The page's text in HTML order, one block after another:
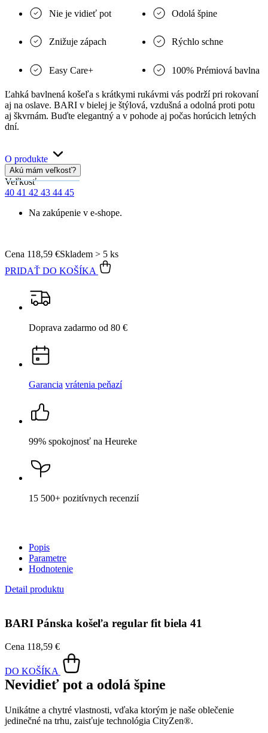
Nie je vidieť pot Odolá špine
Znižuje zápach Rýchlo schne
Easy Care+ 100% Prémiová bavlna
Ľahká bavlnená košeľa s krátkymi rukávmi vás podrží pri rokovaní
aj na oslave. BARI v bielej je štýlová, vzdušná a odolná proti potu
aj škvrnám. Buďte elegantný a v pohode aj počas horúcich letných
dní.
O produkte
Akú mám veľkosť?
Veľkosť
40 41 42 43 44 45
Na zakúpenie v e-shope.
Skladem > 5 ks
Cena 118,59 €
PRIDAŤ DO KOŠÍKA
Doprava zadarmo od 80 €
Garancia vrátenia peňazí
99% spokojnosť na Heureke
15 500+ pozitívnych recenzií
Popis
Parametre
Hodnotenie
Detail produktu
BARI Pánska košeľa regular fit biela 41
Cena 118,59 €
DO KOŠÍKA
Nevidieť pot a odolá špine
Unikátne a chytré vlastnosti, vďaka ktorým je naše oblečenie
jedinečné na trhu, zaisťuje technológia CityZen®.